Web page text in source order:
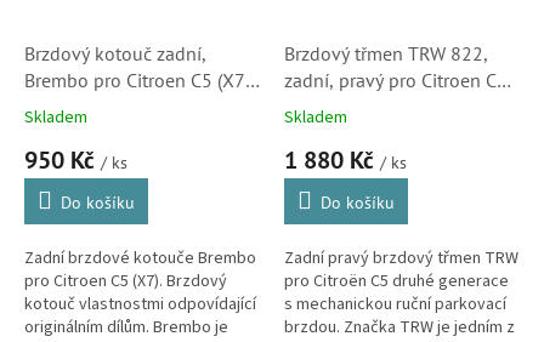
Brzdový kotouč zadní,
Brembo pro Citroen C5 (X7,
4249C1, lakovaný)
Skladem
950 Kč / ks
Do košíku
Zadní brzdové kotouče Brembo
pro Citroen C5 (X7). Brzdový
kotouč vlastnostmi odpovídající
originálním dílům. Brembo je
Brzdový třmen TRW 822,
zadní, pravý pro Citroen C5
(X7, 4401G5, nový díl)
Skladem
1 880 Kč / ks
Do košíku
Zadní pravý brzdový třmen TRW
pro Citroën C5 druhé generace
s mechanickou ruční parkovací
brzdou. Značka TRW je jedním z